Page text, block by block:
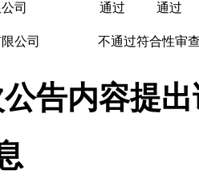
司 通过 通过
公司 不通过符合性审
告内容提